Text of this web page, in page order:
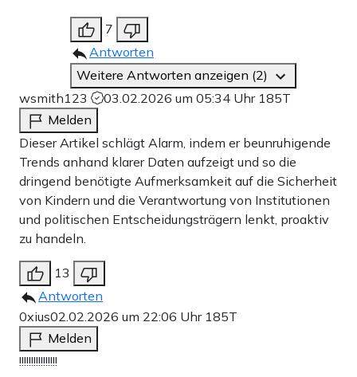
7
Antworten
Weitere Antworten anzeigen (2)
wsmith123
03.02.2026 um 05:34 Uhr 185T
Melden
Dieser Artikel schlägt Alarm, indem er beunruhigende
Trends anhand klarer Daten aufzeigt und so die
dringend benötigte Aufmerksamkeit auf die Sicherheit
von Kindern und die Verantwortung von Institutionen
und politischen Entscheidungsträgern lenkt, proaktiv
zu handeln.
13
Antworten
0xius02.02.2026 um 22:06 Uhr 185T
Melden
!!!!!!!!!!!!!!!!